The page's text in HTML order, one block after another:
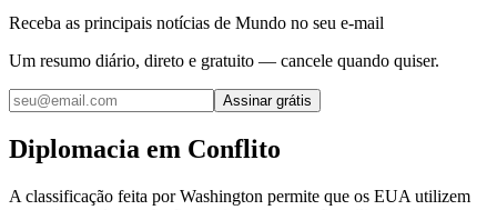
Receba as principais notícias de Mundo no seu e-mail
Um resumo diário, direto e gratuito — cancele quando quiser.
Assinar grátis
Diplomacia em Conflito
A classificação feita por Washington permite que os EUA utilizem